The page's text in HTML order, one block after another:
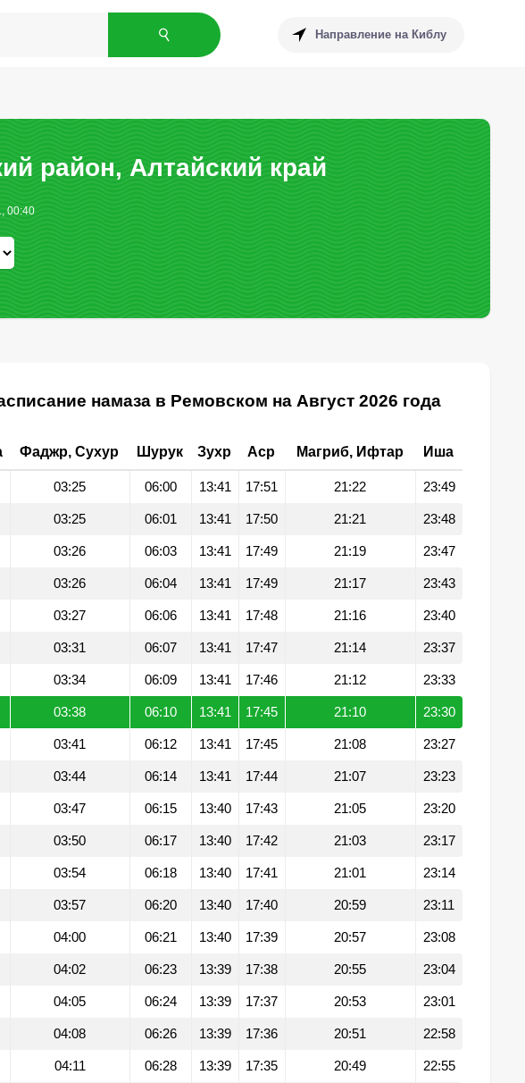
Направление на Киблу
район, Алтайский край
00:40
намаза в Ремовском на Август 2026 года
Фаджр, Сухур Шурук Зухр Аср Магриб, Ифтар Иша
03:25 06:00 13:41 17:51 21:22 23:49
03:25 06:01 13:41 17:50 21:21 23:48
03:26 06:03 13:41 17:49 21:19 23:47
03:26 06:04 13:41 17:49 21:17 23:43
03:27 06:06 13:41 17:48 21:16 23:40
03:31 06:07 13:41 17:47 21:14 23:37
03:34 06:09 13:41 17:46 21:12 23:33
03:38 06:10 13:41 17:45 21:10 23:30
03:41 06:12 13:41 17:45 21:08 23:27
03:44 06:14 13:41 17:44 21:07 23:23
03:47 06:15 13:40 17:43 21:05 23:20
03:50 06:17 13:40 17:42 21:03 23:17
03:54 06:18 13:40 17:41 21:01 23:14
03:57 06:20 13:40 17:40 20:59 23:11
04:00 06:21 13:40 17:39 20:57 23:08
04:02 06:23 13:39 17:38 20:55 23:04
04:05 06:24 13:39 17:37 20:53 23:01
04:08 06:26 13:39 17:36 20:51 22:58
04:11 06:28 13:39 17:35 20:49 22:55